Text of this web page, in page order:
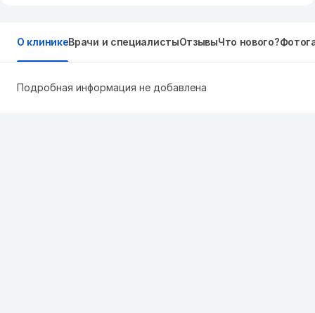
О клиникеВрачи и специалистыОтзывыЧто нового?
Подробная информация не добавлена